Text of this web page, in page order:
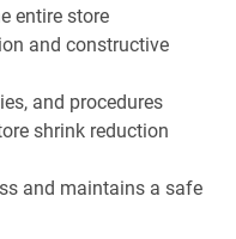
entire store
and constructive
and procedures
shrink reduction
and maintains a safe